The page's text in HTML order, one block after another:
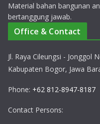
Material bahan bangunan
bertanggung jawab.
Office & Contact
Jl. Raya Cileungsi - Jonggol
Kabupaten Bogor, Jawa
Phone: +62 812-8947-8187
Contact Persons: